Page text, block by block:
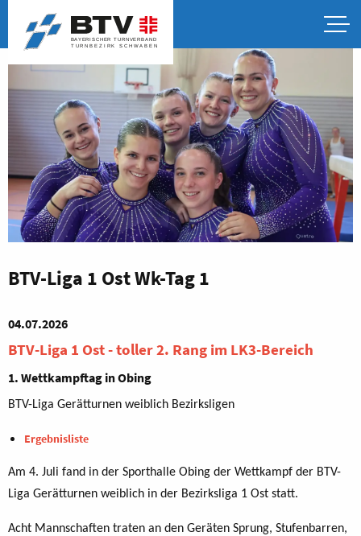
BTV-Liga 1 Ost Wk-Tag 1
04.07.2026
BTV-Liga 1 Ost - toller 2. Rang im LK3-Bereich
1. Wettkampftag in Obing
BTV-Liga Gerätturnen weiblich Bezirksligen
Ergebnisliste
Am 4. Juli fand in der Sporthalle Obing der Wettkampf der BTV-
Liga Gerätturnen weiblich in der Bezirksliga 1 Ost statt.
Acht Mannschaften traten an den Geräten Sprung, Stufenbarren,